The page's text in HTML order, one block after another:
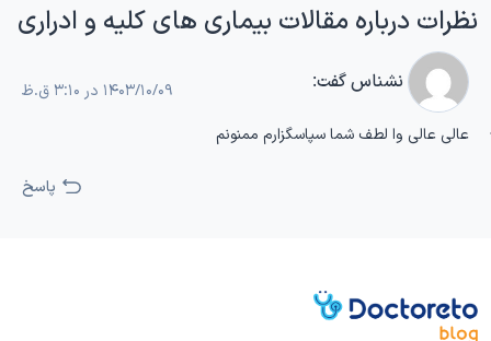
نظرات درباره مقالات بیماری‌ های کلیه و ادراری
نشناسگفت: ۱۴۰۳/۱۰/۰۹ در ۳:۱۰ ق.ظ
عالی عالی وا لطف شما سپاسگزارم ممنونم
پاسخ